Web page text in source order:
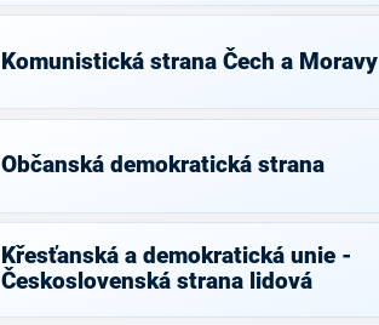
Komunistická strana Čech a Moravy
Občanská demokratická strana
Křesťanská a demokratická unie -
Československá strana lidová